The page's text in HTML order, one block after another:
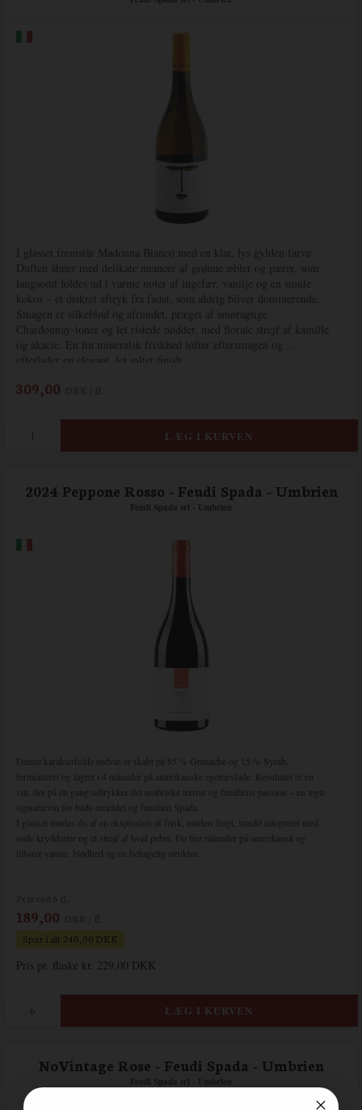
I glasset fremstår Madonna Bianco med en klar, lys gylden farve.
Duften åbner med delikate nuancer af grønne æbler og pærer, som
langsomt foldes ud i varme noter af ingefær, vanilje og en smule
kokos – et diskret aftryk fra fadet, som aldrig bliver dominerende.
Smagen er silkeblød og afrundet, præget af smøragtige
Chardonnay-toner og let ristede nødder, med florale strejf af kamille
og akacie. En fin mineralsk friskhed løfter eftersmagen og
efterlader en elegant, let saltet finish.
309,00
2024 Peppone Rosso - Feudi Spada - Umbrien
Feudi Spada srl - Umbrien
Denne karakterfulde rødvin er skabt på 85 % Grenache og 15 % Syrah,
fermenteret og lagret i 4 måneder på amerikanske egetræsfade. Resultatet er en
vin, der på én gang udtrykker det umbriske terroir og familiens passion – en ægte
signaturvin for både området og familien Spada.
I glasset mødes du af en eksplosion af frisk, moden frugt, smukt integreret med
søde krydderier og et strejf af hvid peber. De fire måneder på amerikansk eg
tilfører varme, blødhed og en behagelig struktur.
189,00
Spar i alt 240,00 DKK
Pris pr. flaske kr. 229,00 DKK
NoVintage Rose - Feudi Spada - Umbrien
Feudi Spada srl - Umbrien